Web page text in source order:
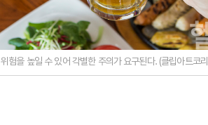
험을 높일 수 있어 각별한 주의가 요구된다. (클립아트코